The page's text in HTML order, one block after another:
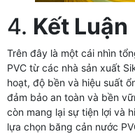
4. Kết Luận
Trên đây là một cái nhìn
PVC từ các nhà sản xuất
hoạt, độ bền và hiệu suất
đảm bảo an toàn và bền
còn mang lại sự tiện lợi và
lựa chọn băng cản nước